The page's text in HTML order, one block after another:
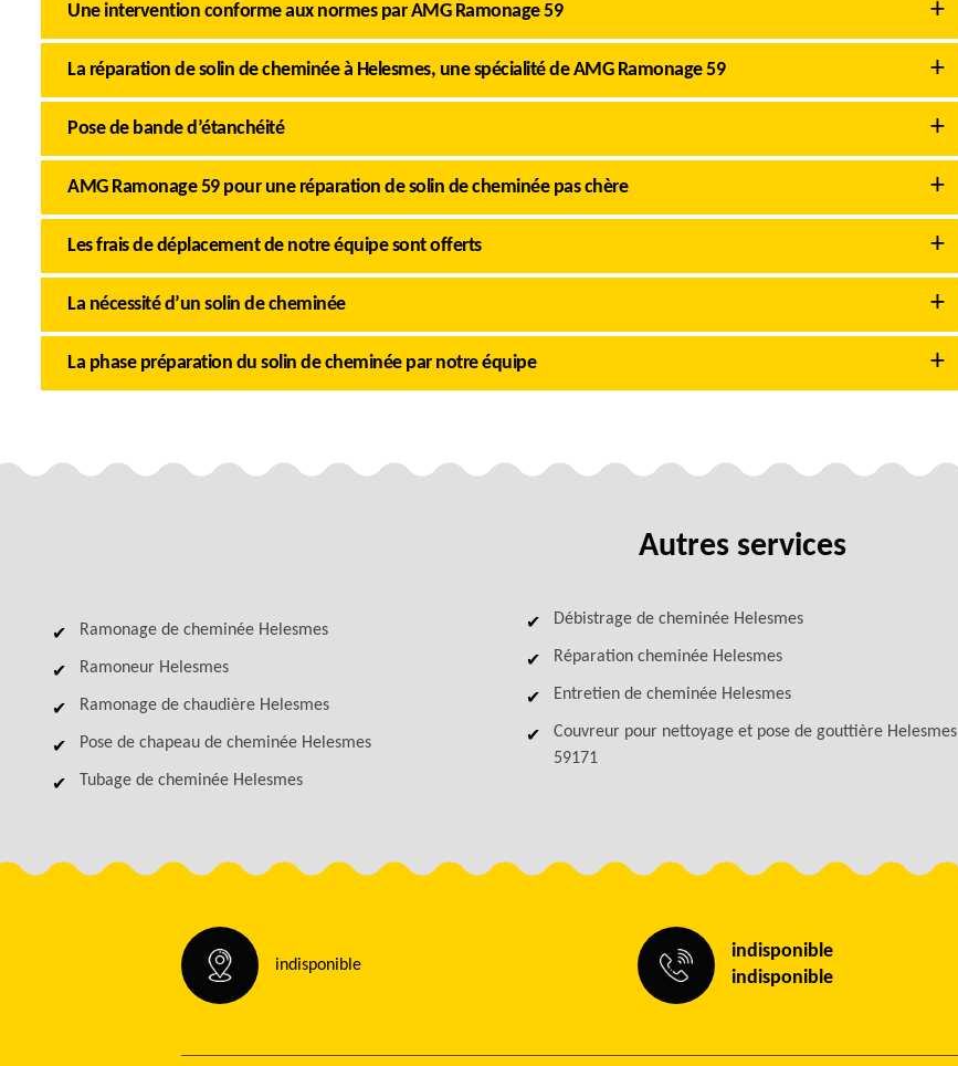
Une intervention conforme aux normes par AMG Ramonage 59
La réparation de solin de cheminée à Helesmes, une spécialité de AMG Ramonage 59
Pose de bande d’étanchéité
AMG Ramonage 59 pour une réparation de solin de cheminée pas chère
Les frais de déplacement de notre équipe sont offerts
La nécessité d’un solin de cheminée
La phase préparation du solin de cheminée par notre équipe
Autres services
Ramonage de cheminée Helesmes
Ramoneur Helesmes
Ramonage de chaudière Helesmes
Pose de chapeau de cheminée Helesmes
Tubage de cheminée Helesmes
Débistrage de cheminée Helesmes
Réparation cheminée Helesmes
Entretien de cheminée Helesmes
Couvreur pour nettoyage et pose de gouttière Helesmes
59171
indisponible
indisponible
indisponible